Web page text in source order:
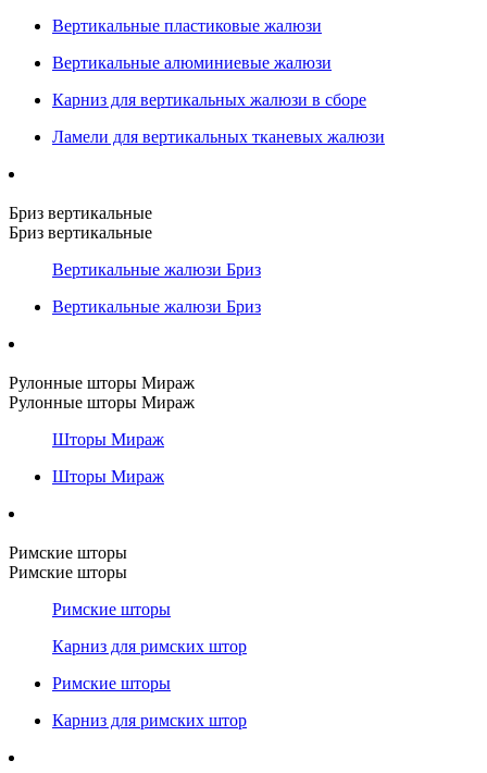
Вертикальные пластиковые жалюзи
Вертикальные алюминиевые жалюзи
Карниз для вертикальных жалюзи в сборе
Ламели для вертикальных тканевых жалюзи
Бриз вертикальные
Бриз вертикальные
Вертикальные жалюзи Бриз
Вертикальные жалюзи Бриз
Рулонные шторы Мираж
Рулонные шторы Мираж
Шторы Мираж
Шторы Мираж
Римские шторы
Римские шторы
Римские шторы
Карниз для римских штор
Римские шторы
Карниз для римских штор